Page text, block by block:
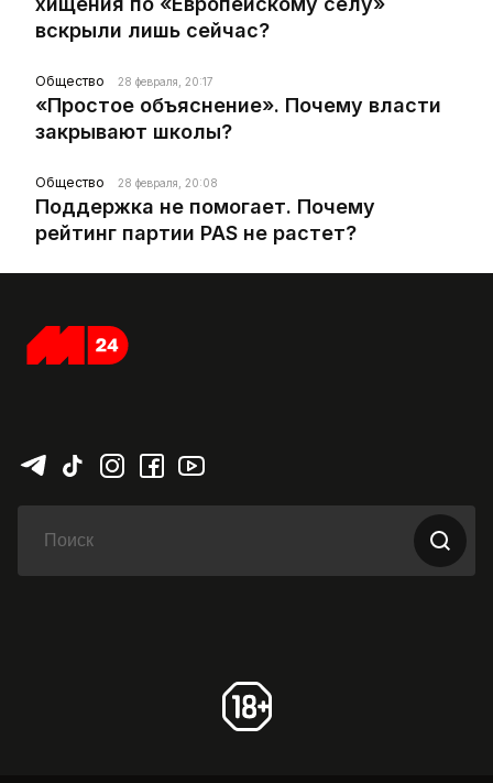
вскрыли лишь сейчас?
Общество 28 февраля, 20:17
«Простое объяснение». Почему власти
закрывают школы?
Общество 28 февраля, 20:08
Поддержка не помогает. Почему
рейтинг партии PAS не растет?